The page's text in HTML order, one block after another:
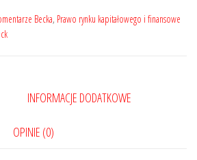
Becka, Prawo rynku kapitałowego i finansowe
INFORMACJE DODATKOWE
OPINIE (0)